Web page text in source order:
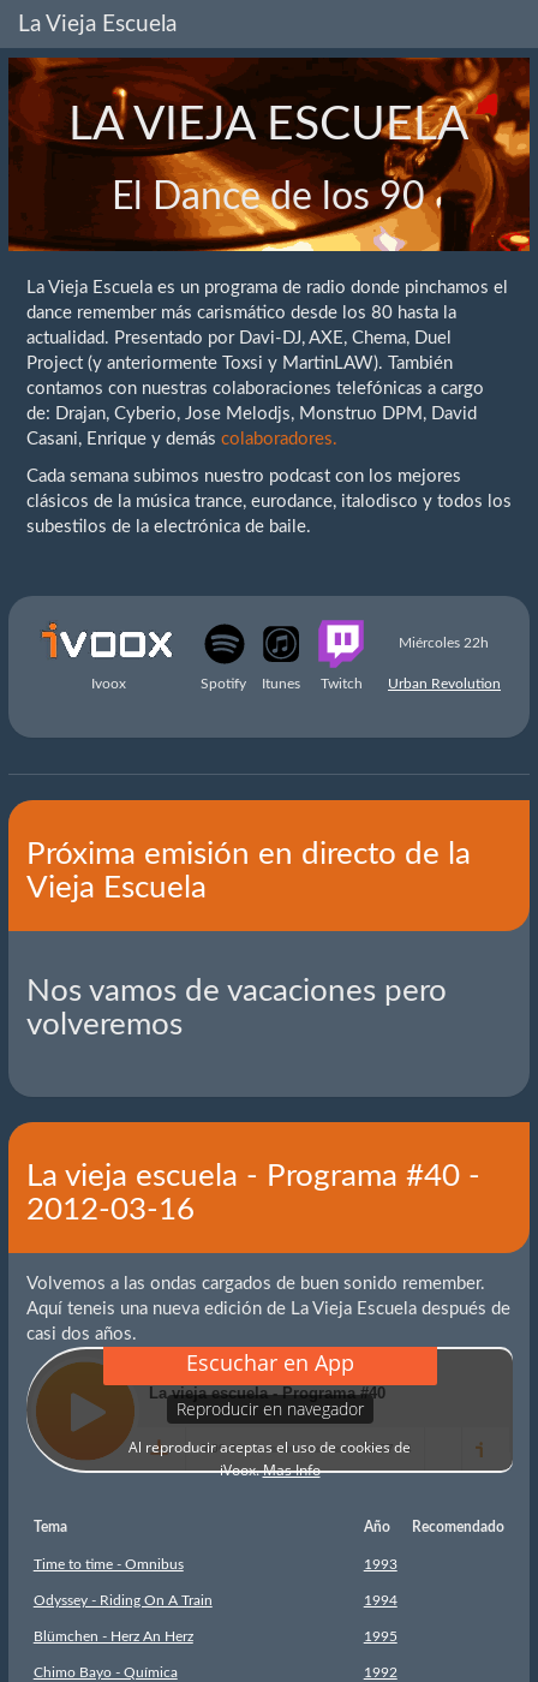
La Vieja Escuela
LA VIEJA ESCUELA
El Dance de los 90
La Vieja Escuela es un programa de radio donde pinchamos el
dance remember más carismático desde los 80 hasta la
actualidad. Presentado por Davi-DJ, AXE, Chema, Duel
Project (y anteriormente Toxsi y MartinLAW). También
contamos con nuestras colaboraciones telefónicas a cargo
de: Drajan, Cyberio, Jose Melodjs, Monstruo DPM, David
Casani, Enrique y demás colaboradores.
Cada semana subimos nuestro podcast con los mejores
clásicos de la música trance, eurodance, italodisco y todos los
subestilos de la electrónica de baile.
Miércoles 22h
Ivoox Spotify Itunes Twitch Urban Revolution
Próxima emisión en directo de la
Vieja Escuela
Nos vamos de vacaciones pero
volveremos
La vieja escuela - Programa #40 -
2012-03-16
Volvemos a las ondas cargados de buen sonido remember.
Aquí teneis una nueva edición de La Vieja Escuela después de
casi dos años.
Tema Año Recomendado
Time to time - Omnibus 1993
Odyssey - Riding On A Train 1994
Blümchen - Herz An Herz 1995
Chimo Bayo - Química 1992